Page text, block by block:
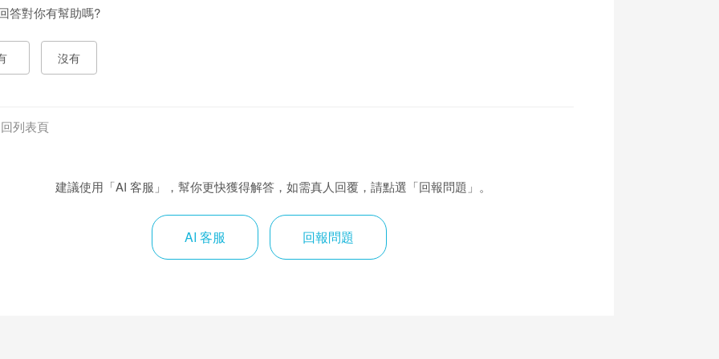
答對你有幫助嗎?
沒有
列表頁
建議使用「AI 客服」，幫你更快獲得解答，如需真人回覆，請點選「回報問題」。
AI 客服 回報問題